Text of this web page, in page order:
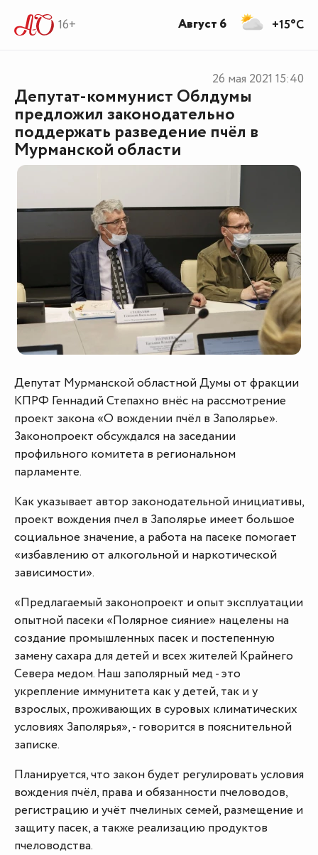
16+
Депутат-коммунист Облдумы
предложил законодательно
поддержать разведение пчёл в
Мурманской области
26 мая 2021 15:40
Депутат Мурманской областной Думы от фракции
КПРФ Геннадий Степахно внёс на рассмотрение
проект закона «О вождении пчёл в Заполярье».
Законопроект обсуждался на заседании
профильного комитета в региональном
парламенте.
Как указывает автор законодательной инициативы,
проект вождения пчел в Заполярье имеет большое
социальное значение, а работа на пасеке помогает
«избавлению от алкогольной и наркотической
зависимости».
«Предлагаемый законопроект и опыт эксплуатации
опытной пасеки «Полярное сияние» нацелены на
создание промышленных пасек и постепенную
замену сахара для детей и всех жителей Крайнего
Севера медом. Наш заполярный мед - это
укрепление иммунитета как у детей, так и у
взрослых, проживающих в суровых климатических
условиях Заполярья», - говорится в пояснительной
записке.
Планируется, что закон будет регулировать условия
вождения пчёл, права и обязанности пчеловодов,
регистрацию и учёт пчелиных семей, размещение и
защиту пасек, а также реализацию продуктов
пчеловодства.
+15°C
Август 6